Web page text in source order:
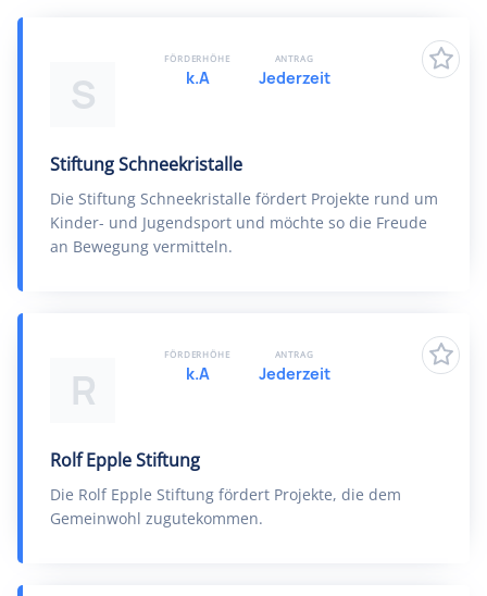
S
Stiftung Schneekristalle
Die Stiftung Schneekristalle fördert Projekte rund um
Kinder- und Jugendsport und möchte so die Freude
an Bewegung vermitteln.
FÖRDERHÖHE
k.A
ANTRAG
Jederzeit
R
Rolf Epple Stiftung
Die Rolf Epple Stiftung fördert Projekte, die dem
Gemeinwohl zugutekommen.
FÖRDERHÖHE
k.A
ANTRAG
Jederzeit